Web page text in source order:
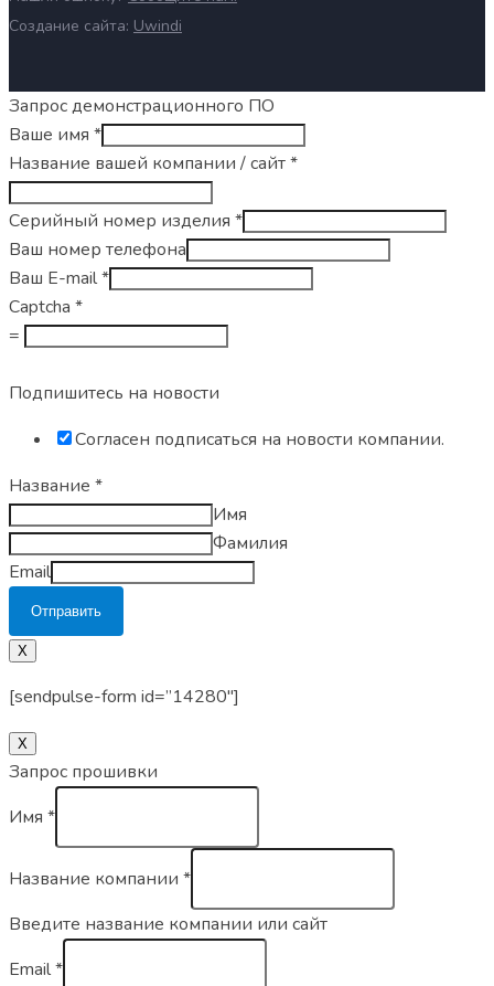
Создание сайта: Uwindi
Запрос демонстрационного ПО
Ваше имя *
Название вашей компании / сайт*
Серийный номер изделия *
Ваш номер телефона
Ваш E-mail*
Captcha *
=
Подпишитесь на новости
Согласен подписаться на новости компании.
Название *
Имя
Фамилия
Email
Отправить
X
[sendpulse-form id=”14280″]
Х
Запрос прошивки
Имя *
Название компании *
Введите название компании или сайт
Email*